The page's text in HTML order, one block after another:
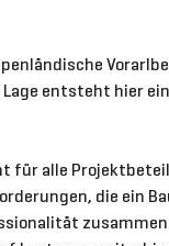
entsteht hier
für alle
die ein